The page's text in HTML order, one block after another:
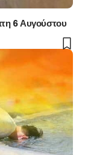
6 Αυγούστου